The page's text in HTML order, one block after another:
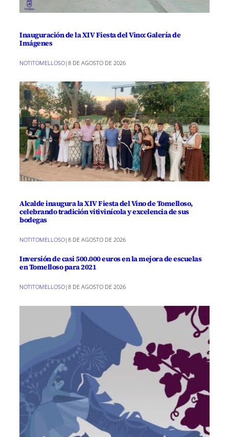
Inauguración de la XIV Fiesta del Vino: Galería de
Imágenes
NOTITOMELLOSO|8 DE AGOSTO DE 2026
Alcalde inaugura la XIV Fiesta del Vino de Tomelloso,
celebrando tradición vitivinícola y excelencia de sus
bodegas
NOTITOMELLOSO|8 DE AGOSTO DE 2026
Inversión de casi 500.000 euros en la mejora de escuelas
en Tomelloso para 2021
NOTITOMELLOSO|8 DE AGOSTO DE 2026